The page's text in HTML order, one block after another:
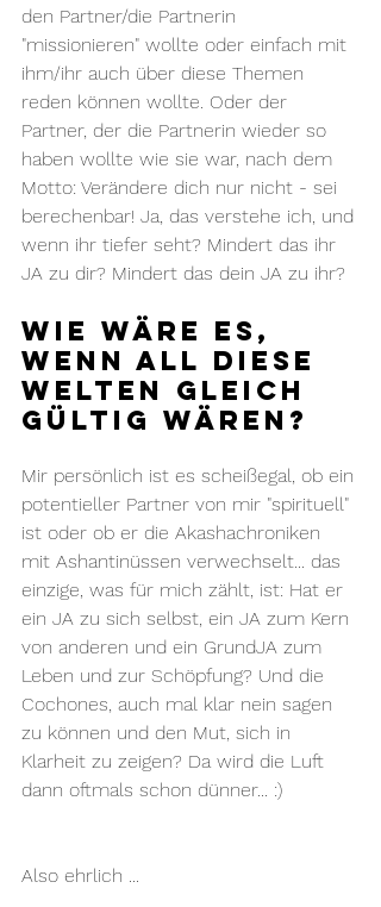
den Partner/die Partnerin
"missionieren" wollte oder einfach mit
ihm/ihr auch über diese Themen
reden können wollte. Oder der
Partner, der die Partnerin wieder so
haben wollte wie sie war, nach dem
Motto: Verändere dich nur nicht - sei
berechenbar! Ja, das verstehe ich, und
wenn ihr tiefer seht? Mindert das ihr
JA zu dir? Mindert das dein JA zu ihr?
Wie wäre es,
wenn all diese
Welten GLEICH
GÜLTIG wären?
Mir persönlich ist es scheißegal, ob ein
potentieller Partner von mir "spirituell"
ist oder ob er die Akashachroniken
mit Ashantinüssen verwechselt... das
einzige, was für mich zählt, ist: Hat er
ein JA zu sich selbst, ein JA zum Kern
von anderen und ein GrundJA zum
Leben und zur Schöpfung? Und die
Cochones, auch mal klar nein sagen
zu können und den Mut, sich in
Klarheit zu zeigen? Da wird die Luft
dann oftmals schon dünner... :)
Also ehrlich ...